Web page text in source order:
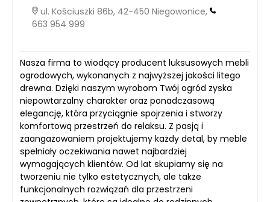
ul. Kościuszki 86b, 42-450 Niegowonice,
663 954 999
Nasza firma to wiodący producent luksusowych mebli
ogrodowych, wykonanych z najwyższej jakości litego
drewna. Dzięki naszym wyrobom Twój ogród zyska
niepowtarzalny charakter oraz ponadczasową
elegancję, która przyciągnie spojrzenia i stworzy
komfortową przestrzeń do relaksu. Z pasją i
zaangażowaniem projektujemy każdy detal, by meble
spełniały oczekiwania nawet najbardziej
wymagających klientów. Od lat skupiamy się na
tworzeniu nie tylko estetycznych, ale także
funkcjonalnych rozwiązań dla przestrzeni